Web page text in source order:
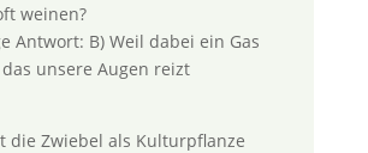
weinen?
Antwort: B) Weil dabei ein Gas
unsere Augen reizt
die Zwiebel als Kulturpflanze